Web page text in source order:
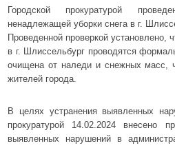
Городской прокуратурой
ненадлежащей уборки снега в г.
Проведенной проверкой установлено,
в г. Шлиссельбург проводятся
очищена от наледи и снежных масс,
жителей города.
В целях устранения выявленных
прокуратурой 14.02.2024 внесено
выявленных нарушений в